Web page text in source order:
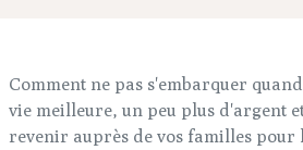
Comment ne pas s'embarquer
vie meilleure, un peu plus d'argent
revenir auprès de vos familles pour